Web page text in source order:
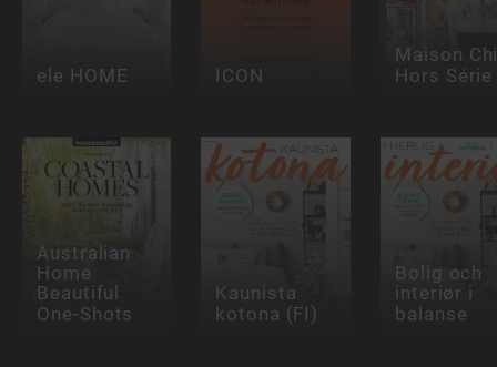
ele HOME ICON
Maison
Hors Série
Australian
Home
Beautiful
One-Shots
Kaunista
kotona (FI)
Bolig och
interiør i
balanse